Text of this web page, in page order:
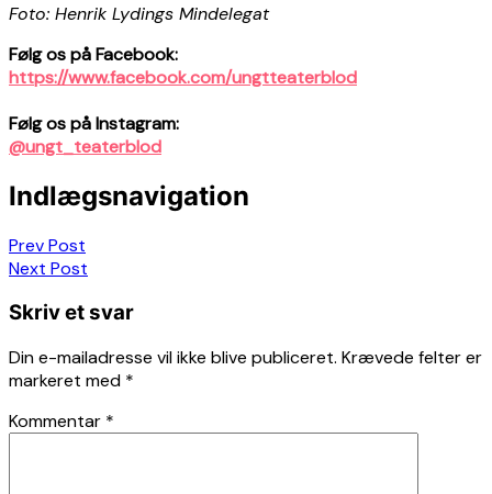
Foto: Henrik Lydings Mindelegat
Følg os på Facebook:
https://www.facebook.com/ungtteaterblod
Følg os på Instagram:
@ungt_teaterblod
Indlægsnavigation
Prev Post
Next Post
Skriv et svar
Din e-mailadresse vil ikke blive publiceret. Krævede felter er
markeret med *
Kommentar *